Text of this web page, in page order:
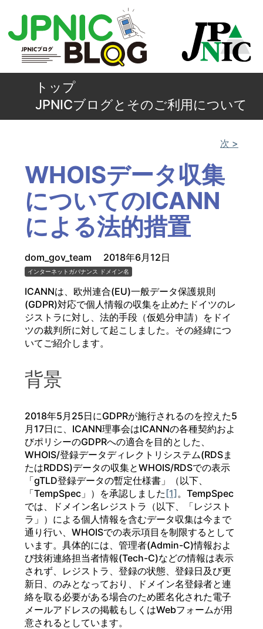
トップ
JPNICブログとそのご利用について
次 >
WHOISデータ収集
についてのICANN
による法的措置
dom_gov_team 2018年6月12日
インターネットガバナンス ドメイン名
ICANNは、欧州連合(EU)一般データ保護規則
(GDPR)対応で個人情報の収集を止めたドイツのレ
ジストラに対し、法的手段（仮処分申請）をドイ
ツの裁判所に対して起こしました。その経緯につ
いてご紹介します。
背景
2018年5月25日にGDPRが施行されるのを控えた5
月17日に、ICANN理事会はICANNの各種契約およ
びポリシーのGDPRへの適合を目的とした、
WHOIS/登録データディレクトリシステム(RDSま
たはRDDS)データの収集とWHOIS/RDSでの表示
「gTLD登録データの暫定仕様書」（以下、
「TempSpec」）を承認しました[1]。TempSpec
では、ドメイン名レジストラ（以下、「レジスト
ラ」）による個人情報を含むデータ収集は今まで
通り行い、WHOISでの表示項目を制限するとして
います。具体的には、管理者(Admin-C)情報およ
び技術連絡担当者情報(Tech-C)などの情報は表示
されず、レジストラ、登録の状態、登録日及び更
新日、のみとなっており、ドメイン名登録者と連
絡を取る必要がある場合のため匿名化された電子
メールアドレスの掲載もしくはWebフォームが用
意されるとしています。